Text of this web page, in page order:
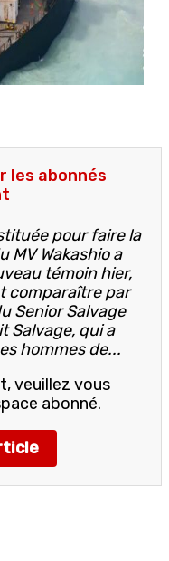
les abonnés
pour faire la
MV Wakashio a
témoin hier,
comparaître par
Senior Salvage
Salvage, qui a
hommes de...
veuillez vous
abonné.